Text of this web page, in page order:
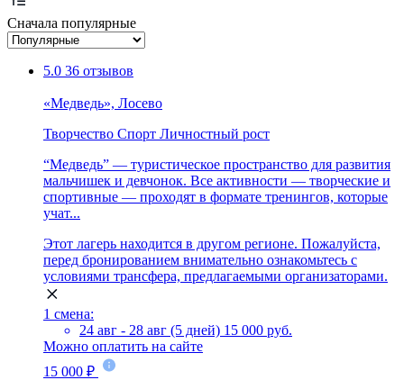
Сначала популярные
5.0 36 отзывов
«Медведь», Лосево
Творчество Спорт Личностный рост
“Медведь” — туристическое пространство для развития
мальчишек и девчонок. Все активности — творческие и
спортивные — проходят в формате тренингов, которые
учат...
Этот лагерь находится в другом регионе. Пожалуйста,
перед бронированием внимательно ознакомьтесь с
условиями трансфера, предлагаемыми организаторами.
1 смена:
24 авг - 28 авг (5 дней) 15 000 руб.
Можно оплатить на сайте
15 000 ₽